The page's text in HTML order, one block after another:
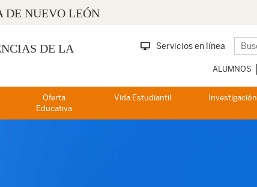
DE NUEVO LEÓN
DE LA Servicios en línea
ALUMNOS
Oferta
Educativa
Vida Estudiantil Investigación